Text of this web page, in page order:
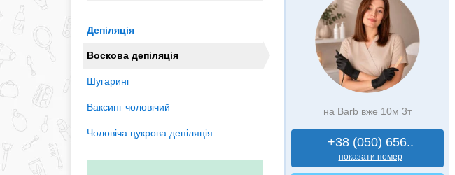
Депіляція
Воскова депіляція
Шугаринг
Ваксинг чоловічий
Чоловіча цукрова депіляція
на Barb вже 10м 3т
+38 (050) 656..
показати номер